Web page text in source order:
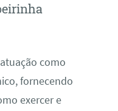
como
fornecendo
exercer e